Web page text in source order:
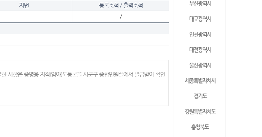
부산광역시
대구광역시
인천광역시
대전광역시
울산광역시
세종특별자치시
경기도
강원특별자치도
충청북도
지번
등록축척 / 출력축척
/
사항은 증명용 지적(임야)도등본을 시군구 종합민원실에서 발급받아 확인